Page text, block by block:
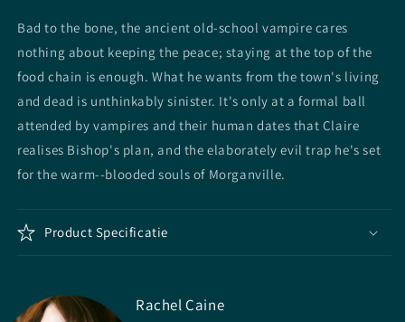
Bad to the bone, the ancient old-school vampire cares
nothing about keeping the peace; staying at the top of the
food chain is enough. What he wants from the town's living
and dead is unthinkably sinister. It's only at a formal ball
attended by vampires and their human dates that Claire
realises Bishop's plan, and the elaborately evil trap he's set
for the warm--blooded souls of Morganville.
Product Specificatie
Rachel Caine